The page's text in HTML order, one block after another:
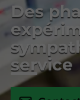
Des
service